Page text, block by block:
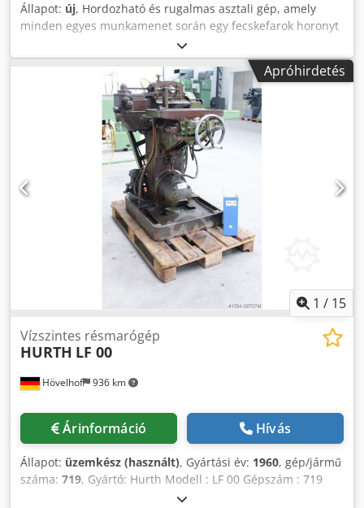
Állapot: új, Hordozható és rugalmas asztali gép, amely
minden egyes munkamenet során egy fecskefarok horonyt
mar a W fecskefarokméret számára. Működés: Az ütközőket
méretre kell állítani, majd a munkadarabot behelyezni. A
kar lenyomásakor a munkadarab befogásra kerül.
Ugyanekkor a marócsoport elmozdul a beállított marási
mélységig. A megmunkált darab a kar visszaengedésekor
újra felszabadul, a motor automatikusan kikapcsol. Kész!
Chjdpfx Anevwf Dkoqja Műszaki adatok: Elektromos
csatlakozás: 1 fázis/N/PE 230 V 50/60Hz 1,0 kW Motor: 1 x
1000 W Üresjárati fordulatszám: 34000 1/perc Vezérlés:
kézi Munkadarab befogatása: kézi Áteresztési magasság:
130 mm Marási mélység: 0-85 mm Elszívócsonk átmérője:
50 mm Fecskefarok méret: W Méret
(szélesség/mélység/magasság): 740/650/835 mm Tömeg: 32
kg Cikkszám: W1031000
Apróhirdetés
1 / 15
Hövelhof 936 km
Vízszintes résmarógép
HURTH LF 00
Árinformáció Hívás
Állapot: üzemkész (használt), Gyártási év: 1960, gép/jármű
száma: 719, Gyártó: Hurth Modell : LF 00 Gépszám : 719
Gyártás éve: 1960 körül Súly: kb. 400 KG Általános /